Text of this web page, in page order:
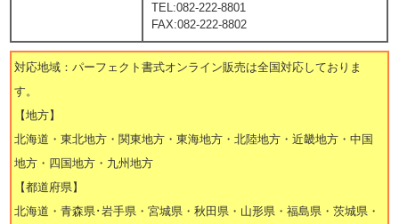
TEL:082-222-8801
FAX:082-222-8802
対応地域：パーフェクト書式オンライン販売は全国対応しておりま
す。
【地方】
北海道・東北地方・関東地方・東海地方・北陸地方・近畿地方・中国
地方・四国地方・九州地方
【都道府県】
北海道・青森県･岩手県・宮城県・秋田県・山形県・福島県・茨城県・